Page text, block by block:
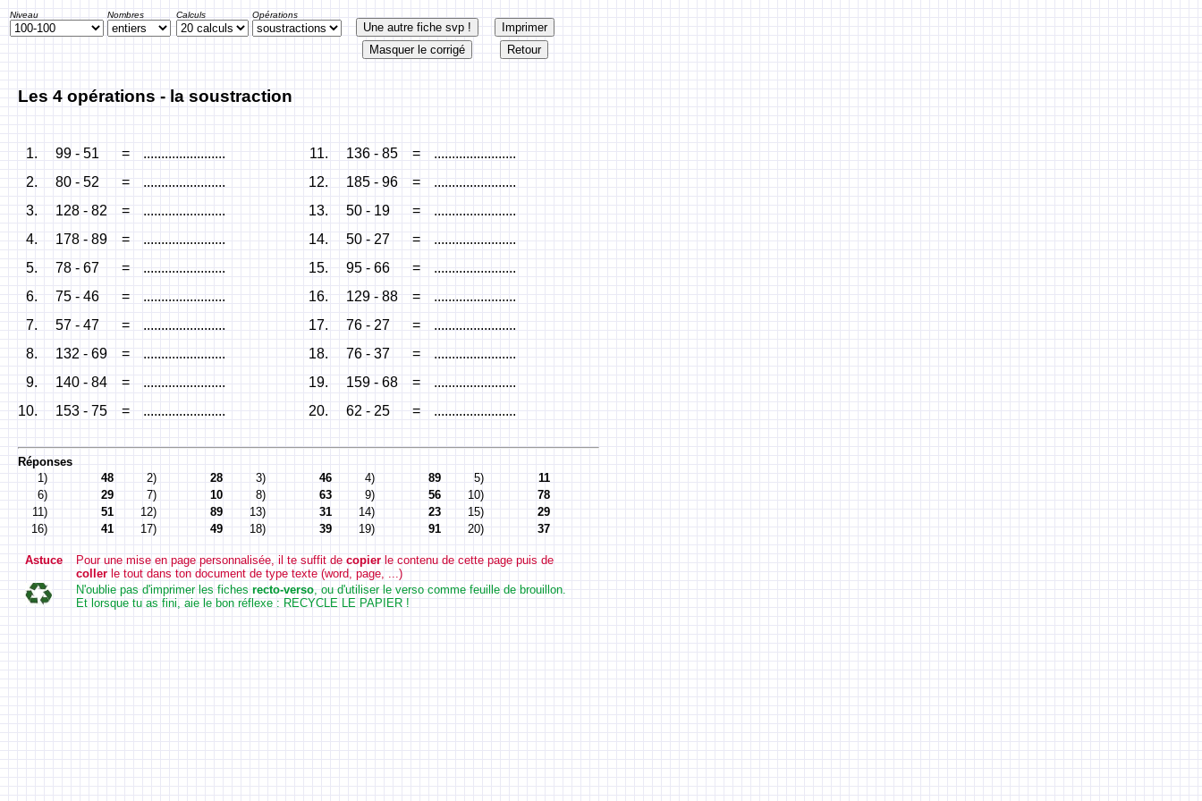
Niveau Nombres Calculs Opérations
Les 4 opérations - la soustraction
1. 99 - 51 =
.......................
2.
80 - 52 =
.......................
3.
128 - 82 =
.......................
4.
178 - 89 =
.......................
5.
78 - 67 =
.......................
6.
75 - 46 =
.......................
7.
57 - 47 =
.......................
8.
132 - 69 =
.......................
9.
140 - 84 =
.......................
10.
153 - 75 = .......................
11. 136 - 85 =
.......................
12.
185 - 96 =
.......................
13.
50 - 19 =
.......................
14.
50 - 27 =
.......................
15.
95 - 66 =
.......................
16.
129 - 88 =
.......................
17.
76 - 27 =
.......................
18.
76 - 37 =
.......................
19.
159 - 68 =
.......................
20.
62 - 25 = .......................
Réponses
1)
48 2) 28 3) 46 4) 89 5)
11
6)
29 7) 10 8) 63 9) 56 10)
78
11)
51 12) 89 13) 31 14) 23 15)
29
16)
41 17) 49 18) 39 19) 91 20) 37
Astuce Pour une mise en page personnalisée, il te suffit de copier le contenu de cette page puis de
coller le tout dans ton document de type texte (word, page, ...)
N'oublie pas d'imprimer les fiches recto-verso, ou d'utiliser le verso comme feuille de brouillon.
Et lorsque tu as fini, aie le bon réflexe : RECYCLE LE PAPIER !